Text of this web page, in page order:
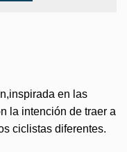
en las
la intención de traer a
ciclistas diferentes.